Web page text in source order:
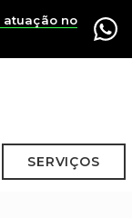
atuação no
SERVIÇOS